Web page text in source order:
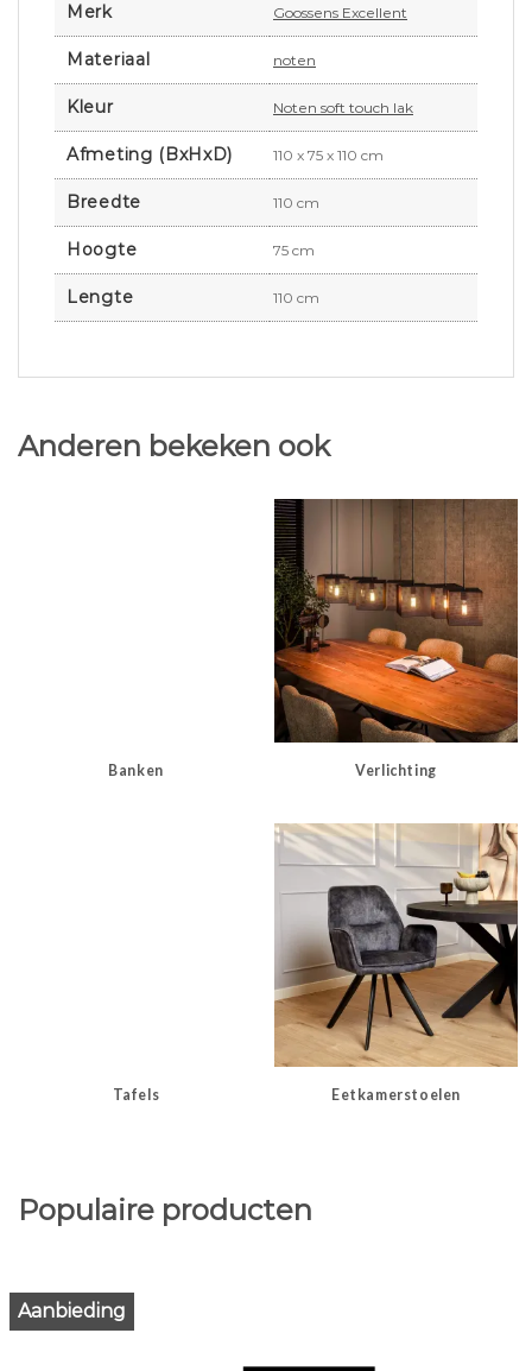
Merk Goossens Excellent
Materiaal noten
Kleur Noten soft touch lak
Afmeting (BxHxD) 110 x 75 x 110 cm
Breedte 110 cm
Hoogte 75 cm
Lengte 110 cm
Anderen bekeken ook
Banken Verlichting
Tafels Eetkamerstoelen
Populaire producten
Aanbieding